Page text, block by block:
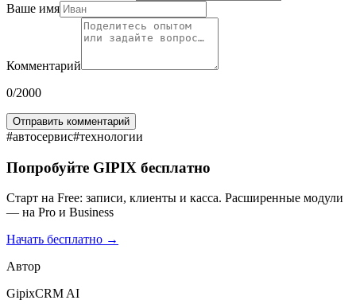
Ваше имя
Комментарий
0/2000
Отправить комментарий
#автосервис#технологии
Попробуйте GIPIX бесплатно
Старт на Free: записи, клиенты и касса. Расширенные модули
— на Pro и Business
Начать бесплатно →
Автор
GipixCRM AI